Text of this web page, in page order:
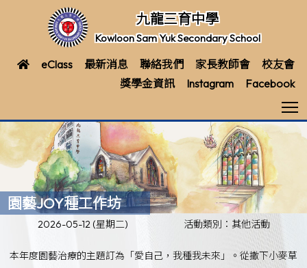
九龍三育中學
Kowloon Sam Yuk Secondary School
eClass 最新消息 聯絡我們 家長教師會
校友會
獎學金資訊
Instagram Facebook
園藝JOY種工作坊
2026-05-12 (星期二) 活動類別：其他活動
本年度園藝治療的主題訂為「愛自己，我種我未來」。從撒下小麥草